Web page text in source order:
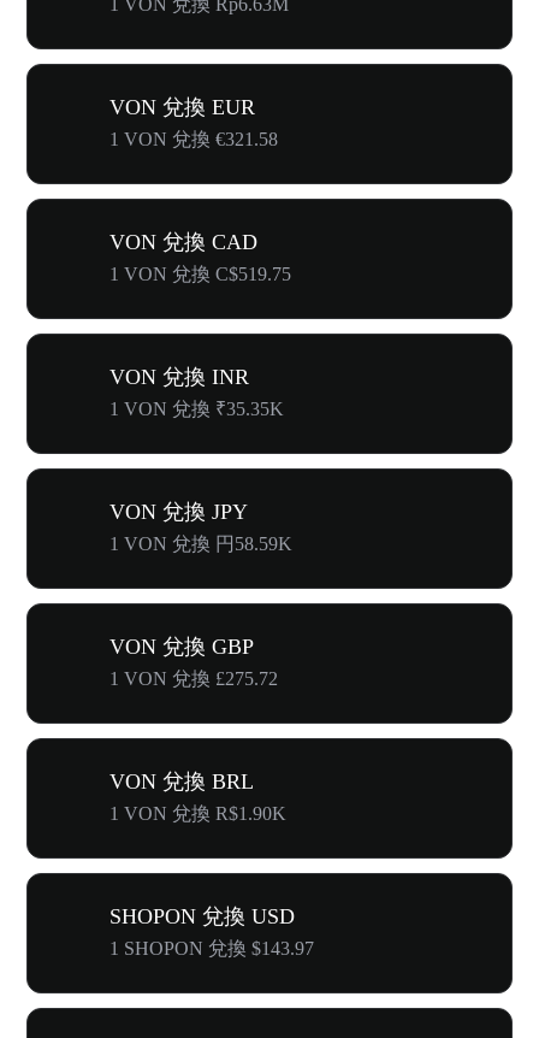
1 VON 兌換 Rp6.63M
VON 兌換 EUR
1 VON 兌換 €321.58
VON 兌換 CAD
1 VON 兌換 C$519.75
VON 兌換 INR
1 VON 兌換 ₹35.35K
VON 兌換 JPY
1 VON 兌換 円58.59K
VON 兌換 GBP
1 VON 兌換 £275.72
VON 兌換 BRL
1 VON 兌換 R$1.90K
SHOPON 兌換 USD
1 SHOPON 兌換 $143.97